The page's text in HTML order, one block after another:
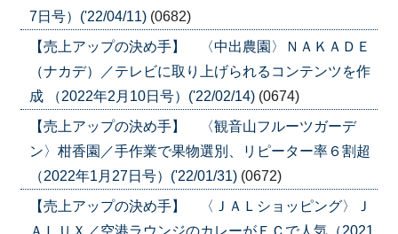
7日号）('22/04/11) (0682)
【売上アップの決め手】 〈中出農園〉ＮＡＫＡＤＥ
（ナカデ）／テレビに取り上げられるコンテンツを作
成 （2022年2月10日号）('22/02/14) (0674)
【売上アップの決め手】 〈観音山フルーツガーデ
ン〉柑香園／手作業で果物選別、リピーター率６割超
（2022年1月27日号）('22/01/31) (0672)
【売上アップの決め手】 〈ＪＡＬショッピング〉Ｊ
ＡＬＵＸ／空港ラウンジのカレーがＥＣで人気（2021